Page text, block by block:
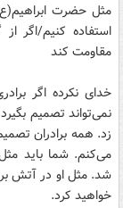
مثل حضرت
استفاده کنیم/اگر
مقاومت کند
خدای نکرده اگر
نمی‌تواند تصمیم
زد. همه برادران
می‌کنم. شما باید
شد. مثل او در آتش
خواهید کرد.